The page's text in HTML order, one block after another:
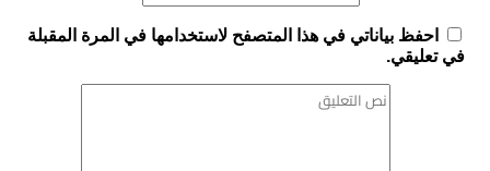
احفظ بياناتي في هذا المتصفح لاستخدامها في المرة المقبلة
في تعليقي.